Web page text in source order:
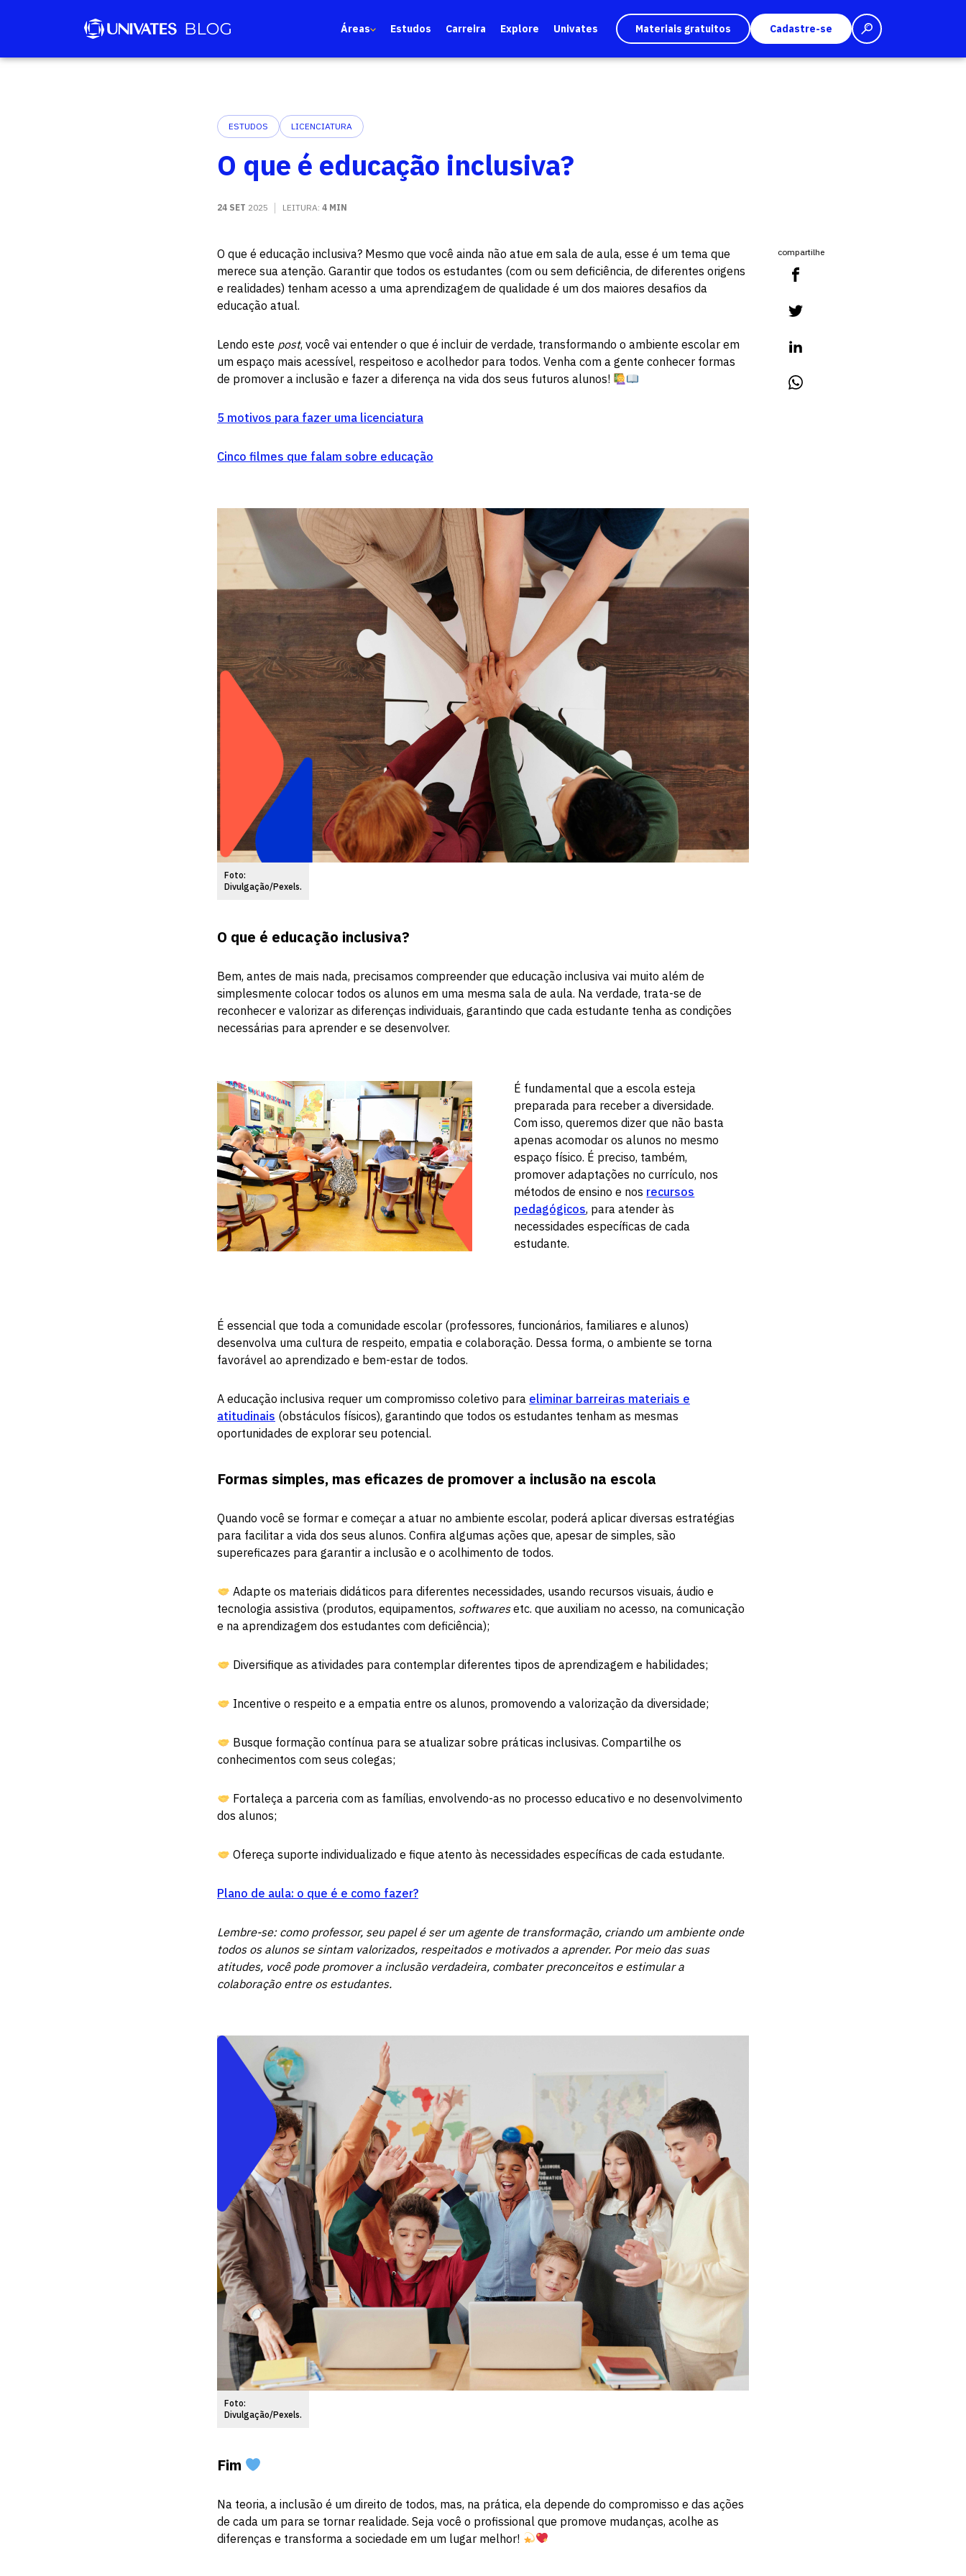
Áreas Estudos Carreira Explore Univates Materiais gratuitos Cadastre-se
ESTUDOS LICENCIATURA
O que é educação inclusiva?
24 SET 2025 LEITURA: 4 MIN
O que é educação inclusiva? Mesmo que você ainda não atue em sala de aula, esse é um tema que
merece sua atenção. Garantir que todos os estudantes (com ou sem deficiência, de diferentes origens
e realidades) tenham acesso a uma aprendizagem de qualidade é um dos maiores desafios da
educação atual.
Lendo este post, você vai entender o que é incluir de verdade, transformando o ambiente escolar em
um espaço mais acessível, respeitoso e acolhedor para todos. Venha com a gente conhecer formas
de promover a inclusão e fazer a diferença na vida dos seus futuros alunos!
5 motivos para fazer uma licenciatura
Cinco filmes que falam sobre educação
Foto:
Divulgação/Pexels.
O que é educação inclusiva?
Bem, antes de mais nada, precisamos compreender que educação inclusiva vai muito além de
simplesmente colocar todos os alunos em uma mesma sala de aula. Na verdade, trata-se de
reconhecer e valorizar as diferenças individuais, garantindo que cada estudante tenha as condições
necessárias para aprender e se desenvolver.
É fundamental que a escola esteja
preparada para receber a diversidade.
Com isso, queremos dizer que não basta
apenas acomodar os alunos no mesmo
espaço físico. É preciso, também,
promover adaptações no currículo, nos
métodos de ensino e nos recursos
pedagógicos, para atender às
necessidades específicas de cada
estudante.
É essencial que toda a comunidade escolar (professores, funcionários, familiares e alunos)
desenvolva uma cultura de respeito, empatia e colaboração. Dessa forma, o ambiente se torna
favorável ao aprendizado e bem-estar de todos.
A educação inclusiva requer um compromisso coletivo para eliminar barreiras materiais e
atitudinais (obstáculos físicos), garantindo que todos os estudantes tenham as mesmas
oportunidades de explorar seu potencial.
Formas simples, mas eficazes de promover a inclusão na escola
Quando você se formar e começar a atuar no ambiente escolar, poderá aplicar diversas estratégias
para facilitar a vida dos seus alunos. Confira algumas ações que, apesar de simples, são
supereficazes para garantir a inclusão e o acolhimento de todos.
Adapte os materiais didáticos para diferentes necessidades, usando recursos visuais, áudio e
tecnologia assistiva (produtos, equipamentos, softwaresetc. que auxiliam no acesso, na comunicação
e na aprendizagem dos estudantes com deficiência);
Diversifique as atividades para contemplar diferentes tipos de aprendizagem e habilidades;
Incentive o respeito e a empatia entre os alunos, promovendo a valorização da diversidade;
Busque formação contínua para se atualizar sobre práticas inclusivas. Compartilhe os
conhecimentos com seus colegas;
Fortaleça a parceria com as famílias, envolvendo-as no processo educativo e no desenvolvimento
dos alunos;
Ofereça suporte individualizado e fique atento às necessidades específicas de cada estudante.
Plano de aula: o que é e como fazer?
Lembre-se: como professor, seu papel é ser um agente de transformação, criando um ambiente onde
todos os alunos se sintam valorizados, respeitados e motivados a aprender. Por meio das suas
atitudes, você pode promover a inclusão verdadeira, combater preconceitos e estimular a
colaboração entre os estudantes.
Foto:
Divulgação/Pexels.
Fim
Na teoria, a inclusão é um direito de todos, mas, na prática, ela depende do compromisso e das ações
de cada um para se tornar realidade. Seja você o profissional que promove mudanças, acolhe as
diferenças e transforma a sociedade em um lugar melhor!
compartilhe